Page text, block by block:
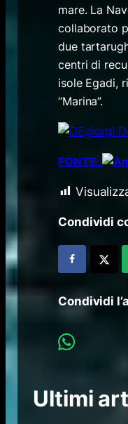
mare. La
collaborato
due
centri di
isole Egadi,
“Marina”.
FONTE:
Condividi
Condividi
Ultimi